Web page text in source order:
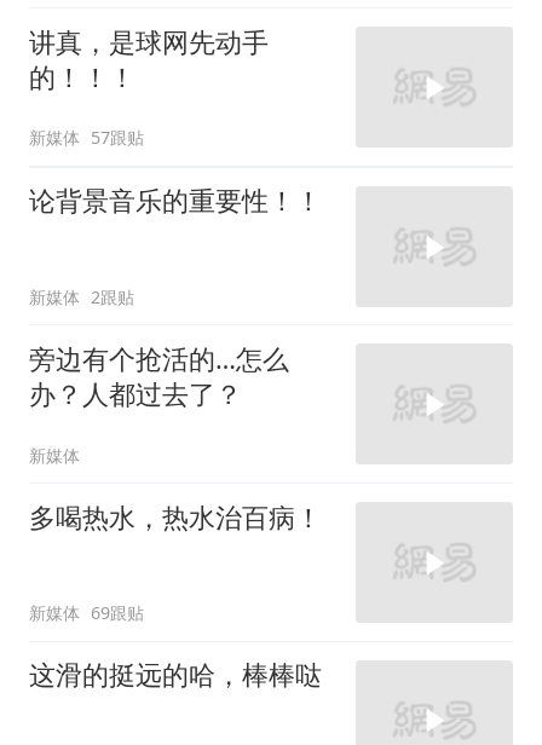
讲真，是球网先动手
的！！！
新媒体 57跟贴
论背景音乐的重要性！！
新媒体 2跟贴
旁边有个抢活的…怎么
办？人都过去了？
新媒体
多喝热水，热水治百病！
新媒体 69跟贴
这滑的挺远的哈，棒棒哒